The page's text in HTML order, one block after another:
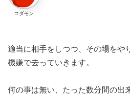
コダモン
適当に相手をしつつ、その場をや
機嫌で去っていきます。
何の事は無い、たった数分間の出